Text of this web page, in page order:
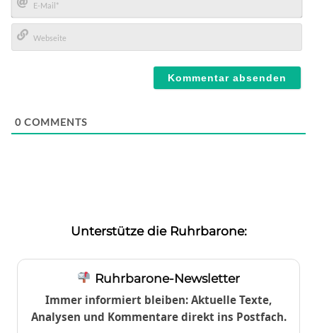
E-
Mail*
0 COMMENTS
Unterstütze die Ruhrbarone:
Ruhrbarone-Newsletter
Immer informiert bleiben: Aktuelle Texte,
Analysen und Kommentare direkt ins Postfach.